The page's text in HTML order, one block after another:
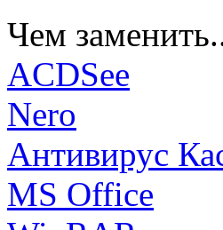
Чем
ACDSee
Nero
Антивирус
MS Office